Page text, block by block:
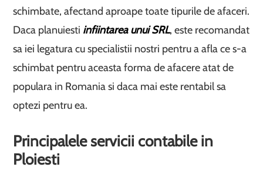
schimbate, afectand aproape toate tipurile de afaceri.
Daca planuiesti infiintarea unui SRL, este recomandat
sa iei legatura cu specialistii nostri pentru a afla ce s-a
schimbat pentru aceasta forma de afacere atat de
populara in Romania si daca mai este rentabil sa
optezi pentru ea.
Principalele servicii contabile in
Ploiesti